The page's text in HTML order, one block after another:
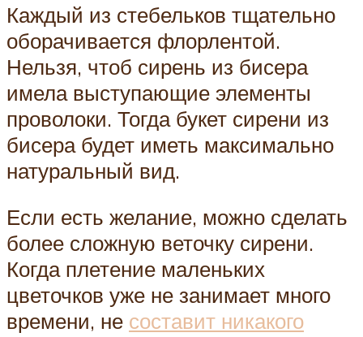
Каждый из стебельков тщательно
оборачивается флорлентой.
Нельзя, чтоб сирень из бисера
имела выступающие элементы
проволоки. Тогда букет сирени из
бисера будет иметь максимально
натуральный вид.
Если есть желание, можно сделать
более сложную веточку сирени.
Когда плетение маленьких
цветочков уже не занимает много
времени, не составит никакого